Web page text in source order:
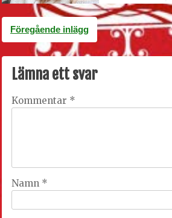
Inläggsnavigering
Föregående inlägg
Lämna ett svar
Kommentar *
Namn *